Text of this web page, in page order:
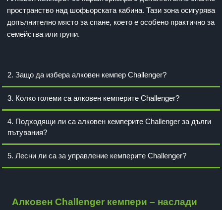
пространство над шофьорската кабина. Тази зона осигурява
допълнително място за спане, което е особено практично за
семейства или групи.
2. Защо да избера алковен кемпер Challenger?
3. Колко големи са алковен кемперите Challenger?
4. Подходящи ли са алковен кемперите Challenger за дълги
пътувания?
5. Лесни ли са за управление кемперите Challenger?
Алковен Challenger кемпери – наслади